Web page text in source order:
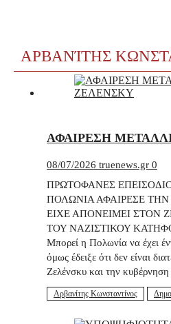
ΑΡΒΑΝΊΤΗΣ
ΑΦΑΙΡΕΣΗ
08/07/2026 truenews.gr 0
ΠΡΩΤΟΦΑΝΕΣ
ΠΟΛΩΝΙΑ ΑΦΑΙΡΕΣΕ
ΕΙΧΕ ΑΠΟΝΕΙΜΕΙ ΣΤΟΝ
ΤΟΥ ΝΑΖΙΣΤΙΚΟΥ
Μπορεί η Πολωνία να έχει
όμως έδειξε ότι δεν είναι
Ζελένσκυ και την κυβέρνηση
Αρβανίτης Κωνσταντίνος